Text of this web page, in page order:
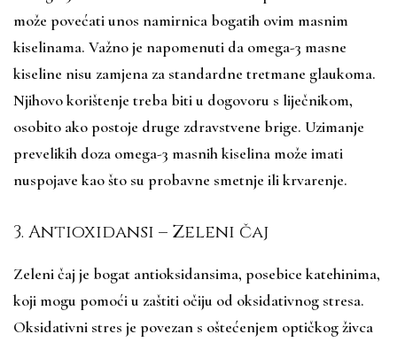
može povećati unos namirnica bogatih ovim masnim
kiselinama. Važno je napomenuti da omega-3 masne
kiseline nisu zamjena za standardne tretmane glaukoma.
Njihovo korištenje treba biti u dogovoru s liječnikom,
osobito ako postoje druge zdravstvene brige. Uzimanje
prevelikih doza omega-3 masnih kiselina može imati
nuspojave kao što su probavne smetnje ili krvarenje.
3. Antioxidansi – Zeleni čaj
Zeleni čaj je bogat antioksidansima, posebice katehinima,
koji mogu pomoći u zaštiti očiju od oksidativnog stresa.
Oksidativni stres je povezan s oštećenjem optičkog živca